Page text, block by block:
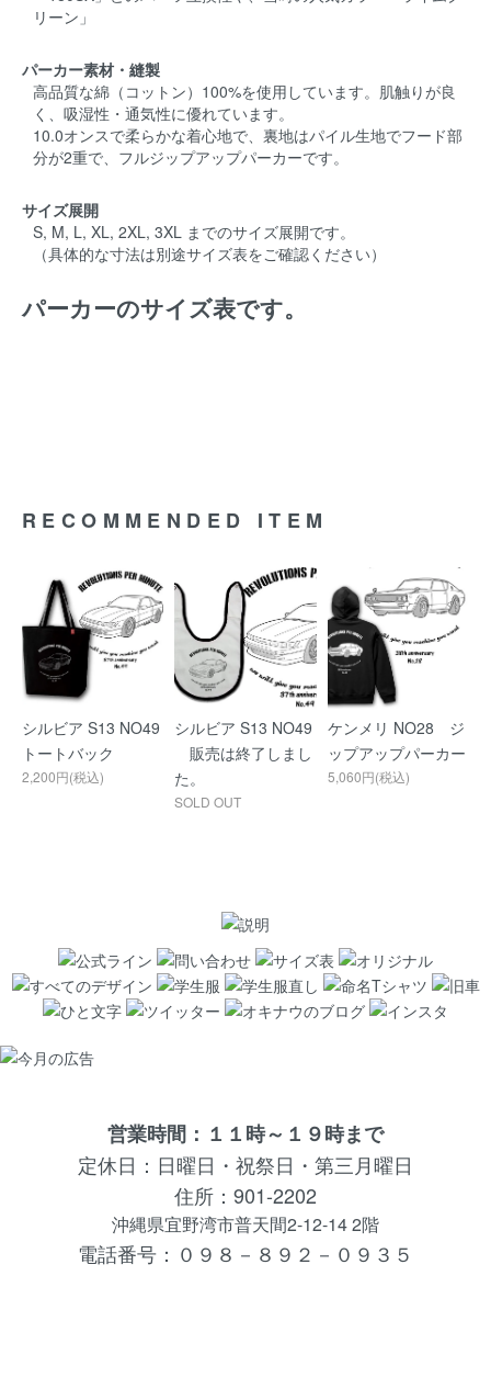
リーン」
パーカー素材・縫製
高品質な綿（コットン）100%を使用しています。肌触りが良
く、吸湿性・通気性に優れています。
10.0オンスで柔らかな着心地で、裏地はパイル生地でフード部
分が2重で、フルジップアップパーカーです。
サイズ展開
S, M, L, XL, 2XL, 3XL までのサイズ展開です。
（具体的な寸法は別途サイズ表をご確認ください）
パーカーのサイズ表です。
RECOMMENDED ITEM
シルビア S13 NO49
トートバック
2,200円(税込)
シルビア S13 NO49
販売は終了しまし
た。
SOLD OUT
ケンメリ NO28 ジ
ップアップパーカー
5,060円(税込)
営業時間：１１時～１９時まで
定休日：日曜日・祝祭日・第三月曜日
住所：901-2202
沖縄県宜野湾市普天間2-12-14 2階
電話番号：０９８－８９２－０９３５